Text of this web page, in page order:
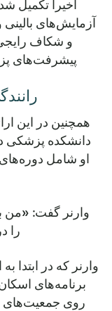
اخیراً تکمیل
آزمایش‌های
و شکاف
پیشرفت‌های
همچنین در این
دانشکده پزشکی
او شامل
وارنر گفت: «من
را
وارنر که در ابتدا
برنامه‌های
روی جمعیت‌های